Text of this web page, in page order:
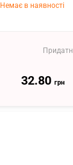
Немає в наявності
32.80 грн